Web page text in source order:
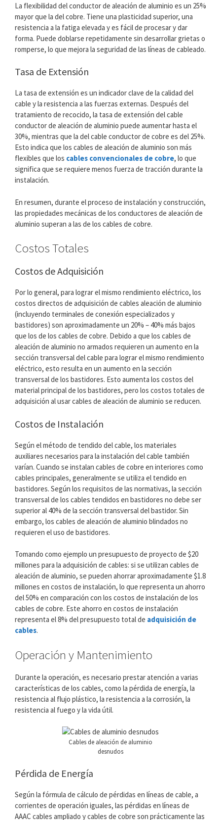
La flexibilidad del conductor de aleación de aluminio es un 25%
mayor que la del cobre. Tiene una plasticidad superior, una
resistencia a la fatiga elevada y es fácil de procesar y dar
forma. Puede doblarse repetidamente sin desarrollar grietas o
romperse, lo que mejora la seguridad de las líneas de cableado.
Tasa de Extensión
La tasa de extensión es un indicador clave de la calidad del
cable y la resistencia a las fuerzas externas. Después del
tratamiento de recocido, la tasa de extensión del cable
conductor de aleación de aluminio puede aumentar hasta el
30%, mientras que la del cable conductor de cobre es del 25%.
Esto indica que los cables de aleación de aluminio son más
flexibles que los cables convencionales de cobre, lo que
significa que se requiere menos fuerza de tracción durante la
instalación.
En resumen, durante el proceso de instalación y construcción,
las propiedades mecánicas de los conductores de aleación de
aluminio superan a las de los cables de cobre.
Costos Totales
Costos de Adquisición
Por lo general, para lograr el mismo rendimiento eléctrico, los
costos directos de adquisición de cables aleación de aluminio
(incluyendo terminales de conexión especializados y
bastidores) son aproximadamente un 20% – 40% más bajos
que los de los cables de cobre. Debido a que los cables de
aleación de aluminio no armados requieren un aumento en la
sección transversal del cable para lograr el mismo rendimiento
eléctrico, esto resulta en un aumento en la sección
transversal de los bastidores. Esto aumenta los costos del
material principal de los bastidores, pero los costos totales de
adquisición al usar cables de aleación de aluminio se reducen.
Costos de Instalación
Según el método de tendido del cable, los materiales
auxiliares necesarios para la instalación del cable también
varían. Cuando se instalan cables de cobre en interiores como
cables principales, generalmente se utiliza el tendido en
bastidores. Según los requisitos de las normativas, la sección
transversal de los cables tendidos en bastidores no debe ser
superior al 40% de la sección transversal del bastidor. Sin
embargo, los cables de aleación de aluminio blindados no
requieren el uso de bastidores.
Tomando como ejemplo un presupuesto de proyecto de $20
millones para la adquisición de cables: si se utilizan cables de
aleación de aluminio, se pueden ahorrar aproximadamente $1.8
millones en costos de instalación, lo que representa un ahorro
del 50% en comparación con los costos de instalación de los
cables de cobre. Este ahorro en costos de instalación
representa el 8% del presupuesto total de adquisición de
cables.
Operación y Mantenimiento
Durante la operación, es necesario prestar atención a varias
características de los cables, como la pérdida de energía, la
resistencia al flujo plástico, la resistencia a la corrosión, la
resistencia al fuego y la vida útil.
Cables de aleación de aluminio
desnudos
Pérdida de Energía
Según la fórmula de cálculo de pérdidas en líneas de cable, a
corrientes de operación iguales, las pérdidas en líneas de
AAAC cables ampliado y cables de cobre son prácticamente las